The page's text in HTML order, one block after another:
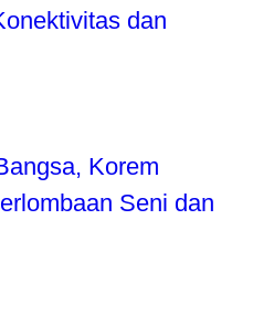
dan
Korem
Seni dan